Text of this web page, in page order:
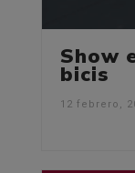
Show
bicis
12 febrero,